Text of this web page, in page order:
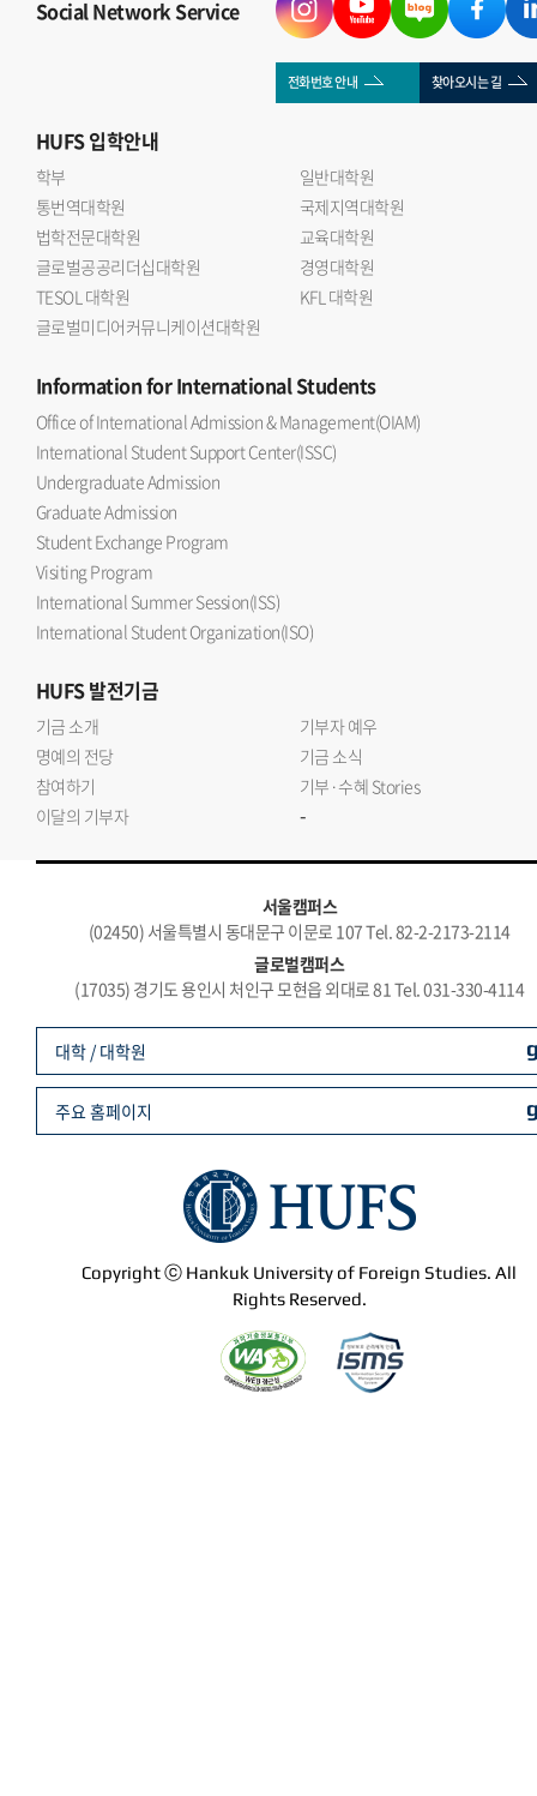
Social Network Service
전화번호 안내 찾아오시는 길
HUFS입학안내
학부
일반대학원
통번역대학원
국제지역대학원
법학전문대학원
교육대학원
글로벌공공리더십대학원
경영대학원
TESOL 대학원
KFL 대학원
글로벌미디어커뮤니케이션대학원
Informationfor International Students
Office of International Admission & Management(OIAM)
International Student Support Center(ISSC)
Undergraduate Admission
Graduate Admission
Student Exchange Program
Visiting Program
International Summer Session(ISS)
International Student Organization(ISO)
HUFS발전기금
기금 소개
기부자 예우
명예의 전당
기금 소식
참여하기
기부·수혜 Stories
이달의 기부자
-
서울캠퍼스
(02450) 서울특별시 동대문구 이문로 107 Tel. 82-2-2173-2114
글로벌캠퍼스
(17035) 경기도 용인시 처인구 모현읍 외대로 81 Tel. 031-330-4114
Copyright ⓒ Hankuk University of Foreign Studies. All
Rights Reserved.
대학 / 대학원
주요 홈페이지